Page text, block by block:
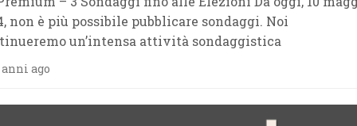
non è più possibile pubblicare sondaggi. Noi
un’intensa attività sondaggistica
ago